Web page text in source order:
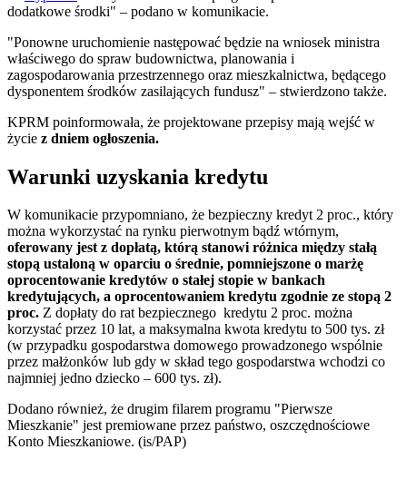
dodatkowe środki" – podano w komunikacie.
"Ponowne uruchomienie następować będzie na wniosek ministra
właściwego do spraw budownictwa, planowania i
zagospodarowania przestrzennego oraz mieszkalnictwa, będącego
dysponentem środków zasilających fundusz" – stwierdzono także.
KPRM poinformowała, że projektowane przepisy mają wejść w
życie z dniem ogłoszenia.
Warunki uzyskania kredytu
W komunikacie przypomniano, że bezpieczny kredyt 2 proc., który
można wykorzystać na rynku pierwotnym bądź wtórnym,
oferowany jest z dopłatą, którą stanowi różnica między stałą
stopą ustaloną w oparciu o średnie, pomniejszone o marżę
oprocentowanie kredytów o stałej stopie w bankach
kredytujących, a oprocentowaniem kredytu zgodnie ze stopą 2
proc. Z dopłaty do rat bezpiecznego kredytu 2 proc. można
korzystać przez 10 lat, a maksymalna kwota kredytu to 500 tys. zł
(w przypadku gospodarstwa domowego prowadzonego wspólnie
przez małżonków lub gdy w skład tego gospodarstwa wchodzi co
najmniej jedno dziecko – 600 tys. zł).
Dodano również, że drugim filarem programu "Pierwsze
Mieszkanie" jest premiowane przez państwo, oszczędnościowe
Konto Mieszkaniowe. (is/PAP)